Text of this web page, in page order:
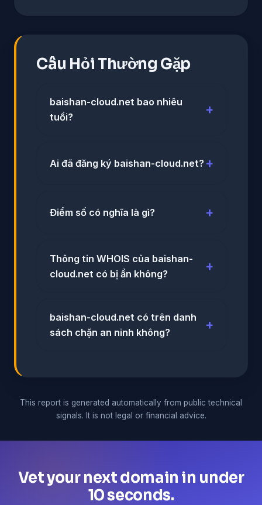
Câu Hỏi Thường Gặp
baishan-cloud.net bao nhiêu
tuổi?
Ai đã đăng ký baishan-cloud.net?
Điểm số có nghĩa là gì?
Thông tin WHOIS của baishan-
cloud.net có bị ẩn không?
baishan-cloud.net có trên danh
sách chặn an ninh không?
This report is generated automatically from public technical
signals. It is not legal or financial advice.
Vet your next domain in under
10 seconds.